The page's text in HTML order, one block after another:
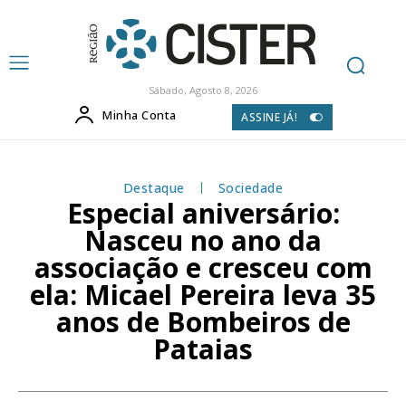
Sábado, Agosto 8, 2026
Minha Conta ASSINE JÁ!
Destaque Sociedade
Especial aniversário:
Nasceu no ano da
associação e cresceu com
ela: Micael Pereira leva 35
anos de Bombeiros de
Pataias